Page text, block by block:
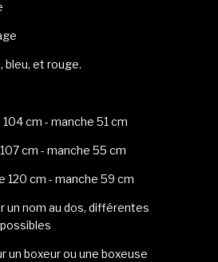
bleu, et rouge.
cm - manche 51 cm
cm - manche 55 cm
120 cm - manche 59 cm
un nom au dos, différentes
un boxeur ou une boxeuse